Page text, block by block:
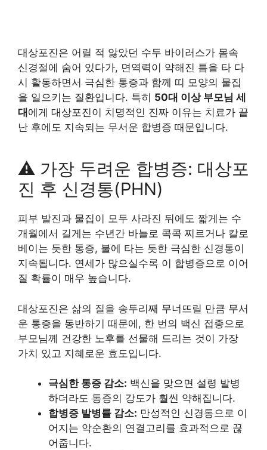
대상포진은 어릴 적 앓았던 수두 바이러스가 몸속
신경절에 숨어 있다가, 면역력이 약해진 틈을 타 다
시 활동하면서 극심한 통증과 함께 띠 모양의 물집
을 일으키는 질환입니다. 특히 50대 이상 부모님 세
대 에게 대상포진이 치명적인 진짜 이유는 치료가 끝
난 후에도 지속되는 무서운 합병증 때문입니다.
⚠️ 가장 두려운 합병증: 대상포
진 후 신경통(PHN)
피부 발진과 물집이 모두 사라진 뒤에도 짧게는 수
개월에서 길게는 수년간 바늘로 콕콕 찌르거나 칼로
베이는 듯한 통증, 불에 타는 듯한 극심한 신경통이
지속됩니다. 연세가 많으실수록 이 합병증으로 이어
질 확률이 매우 높습니다.
대상포진은 삶의 질을 송두리째 무너뜨릴 만큼 무서
운 통증을 동반하기 때문에, 한 번의 백신 접종으로
부모님께 건강한 노후를 선물해 드리는 것이 가장
가치 있고 지혜로운 효도입니다.
극심한 통증 감소: 백신을 맞으면 설령 발병
하더라도 통증의 강도가 훨씬 약해집니다.
합병증 발병률 감소: 만성적인 신경통으로 이
어지는 악순환의 연결고리를 효과적으로 끊
어줍니다.